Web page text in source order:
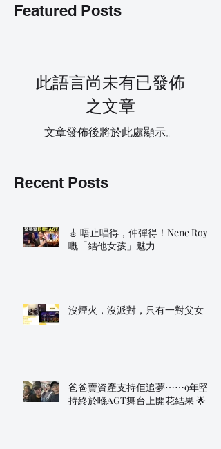
Featured Posts
此語言尚未有已發佈
之文章
文章發佈後將於此處顯示。
Recent Posts
🎸 唔止唱得，仲彈得！Nene Royal
嘅「結他女孩」魅力
沒煙火，沒派對，只有一對父女
爸爸賣資產支持佢追夢⋯⋯9年堅
持終於喺AGT舞台上開花結果 🌟